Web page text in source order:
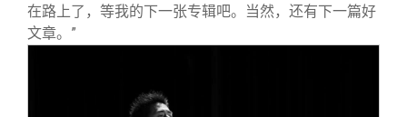
在路上了，等我的下一张专辑吧。当然，还有下一篇好
文章。”